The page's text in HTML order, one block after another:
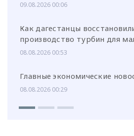
09.08.2026 00:06
Как дагестанцы
производство турбин для
08.08.2026 00:53
Главные экономические
08.08.2026 00:29